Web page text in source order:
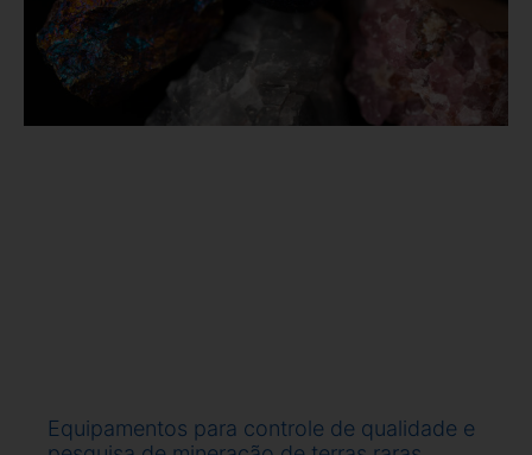
Equipamentos para controle de qualidade e